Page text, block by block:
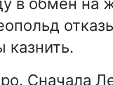
казнить.
Сначала